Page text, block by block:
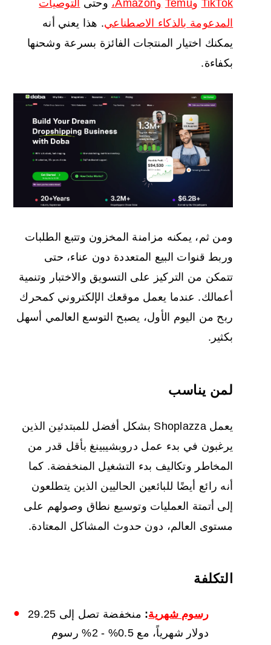
TikTok وTemu وAmazon، وحتى
التوصيات
المدعومة بالذكاء الاصطناعي. هذا يعني أنه
يمكنك اختيار المنتجات الفائزة بسرعة وشحنها
بكفاءة.
ومن ثم، يمكنه مزامنة المخزون وتتبع الطلبات
وربط قنوات البيع المتعددة دون عناء، حتى
تتمكن من التركيز على التسويق والاختبار وتنمية
أعمالك. عندما يعمل موقعك الإلكتروني كمحرك
ربح من اليوم الأول، يصبح التوسع العالمي أسهل
بكثير.
لمن يناسب
يعمل Shoplazza بشكل أفضل للمبتدئين الذين
يرغبون في بدء عمل دروبشيبينغ بأقل قدر من
المخاطر وتكاليف بدء التشغيل المنخفضة. كما
أنه رائع أيضًا للبائعين الحاليين الذين يتطلعون
إلى أتمتة العمليات وتوسيع نطاق وصولهم على
مستوى العالم، دون حدوث المشاكل المعتادة.
التكلفة
رسوم شهرية:
منخفضة تصل إلى 29.25
دولار شهرياً، مع 0.5% - 2% رسوم